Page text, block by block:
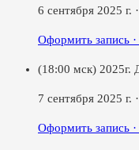
6 сентября 2025 г. ·
Оформить запись ·
(18:00 мск) 2025г.
7 сентября 2025 г. ·
Оформить запись ·